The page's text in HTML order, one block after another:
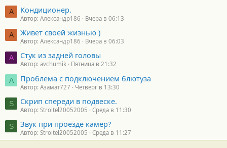
А Кондиционер.
Автор: Александр186 Вчера в 06:13
А Живет своей жизнью )
Автор: Александр186 Вчера в 06:03
A Стук из задней головы
Автор: avchumik Пятница в 21:32
А Проблема с подключением блютуза
Автор: Азамат727 Четверг в 13:30
S Скрип спереди в подвеске.
Автор: Stroitel20052005 Среда в 11:30
S Звук при проезде камер?
Автор: Stroitel20052005 Среда в 11:27